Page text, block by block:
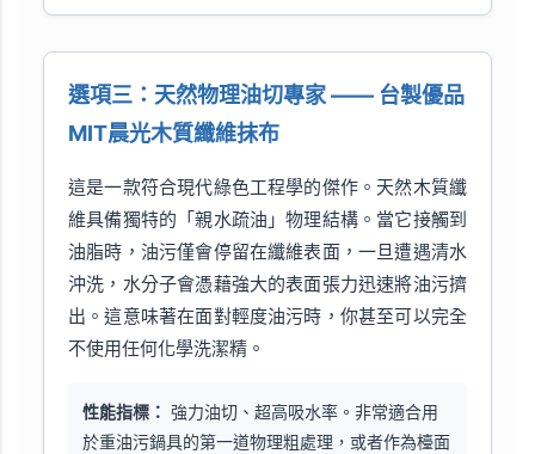
選項三：天然物理油切專家 —— 台製優品
MIT晨光木質纖維抹布
這是一款符合現代綠色工程學的傑作。天然木質纖
維具備獨特的「親水疏油」物理結構。當它接觸到
油脂時，油污僅會停留在纖維表面，一旦遭遇清水
沖洗，水分子會憑藉強大的表面張力迅速將油污擠
出。這意味著在面對輕度油污時，你甚至可以完全
不使用任何化學洗潔精。
性能指標： 強力油切、超高吸水率。非常適合用
於重油污鍋具的第一道物理粗處理，或者作為檯面